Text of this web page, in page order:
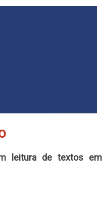
leitura de textos em